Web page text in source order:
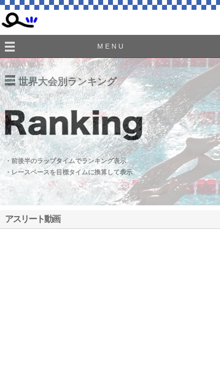
M E N U
世界大会別ランキング
・前後半のラップタイムでランキング表示
・レースペースを目標タイムに換算して表示
アスリート動画